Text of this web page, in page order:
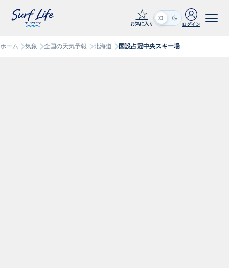
☆
お気に入り ログイン
ホーム 気象 全国の天気予報 北海道 国設占冠中央スキー場